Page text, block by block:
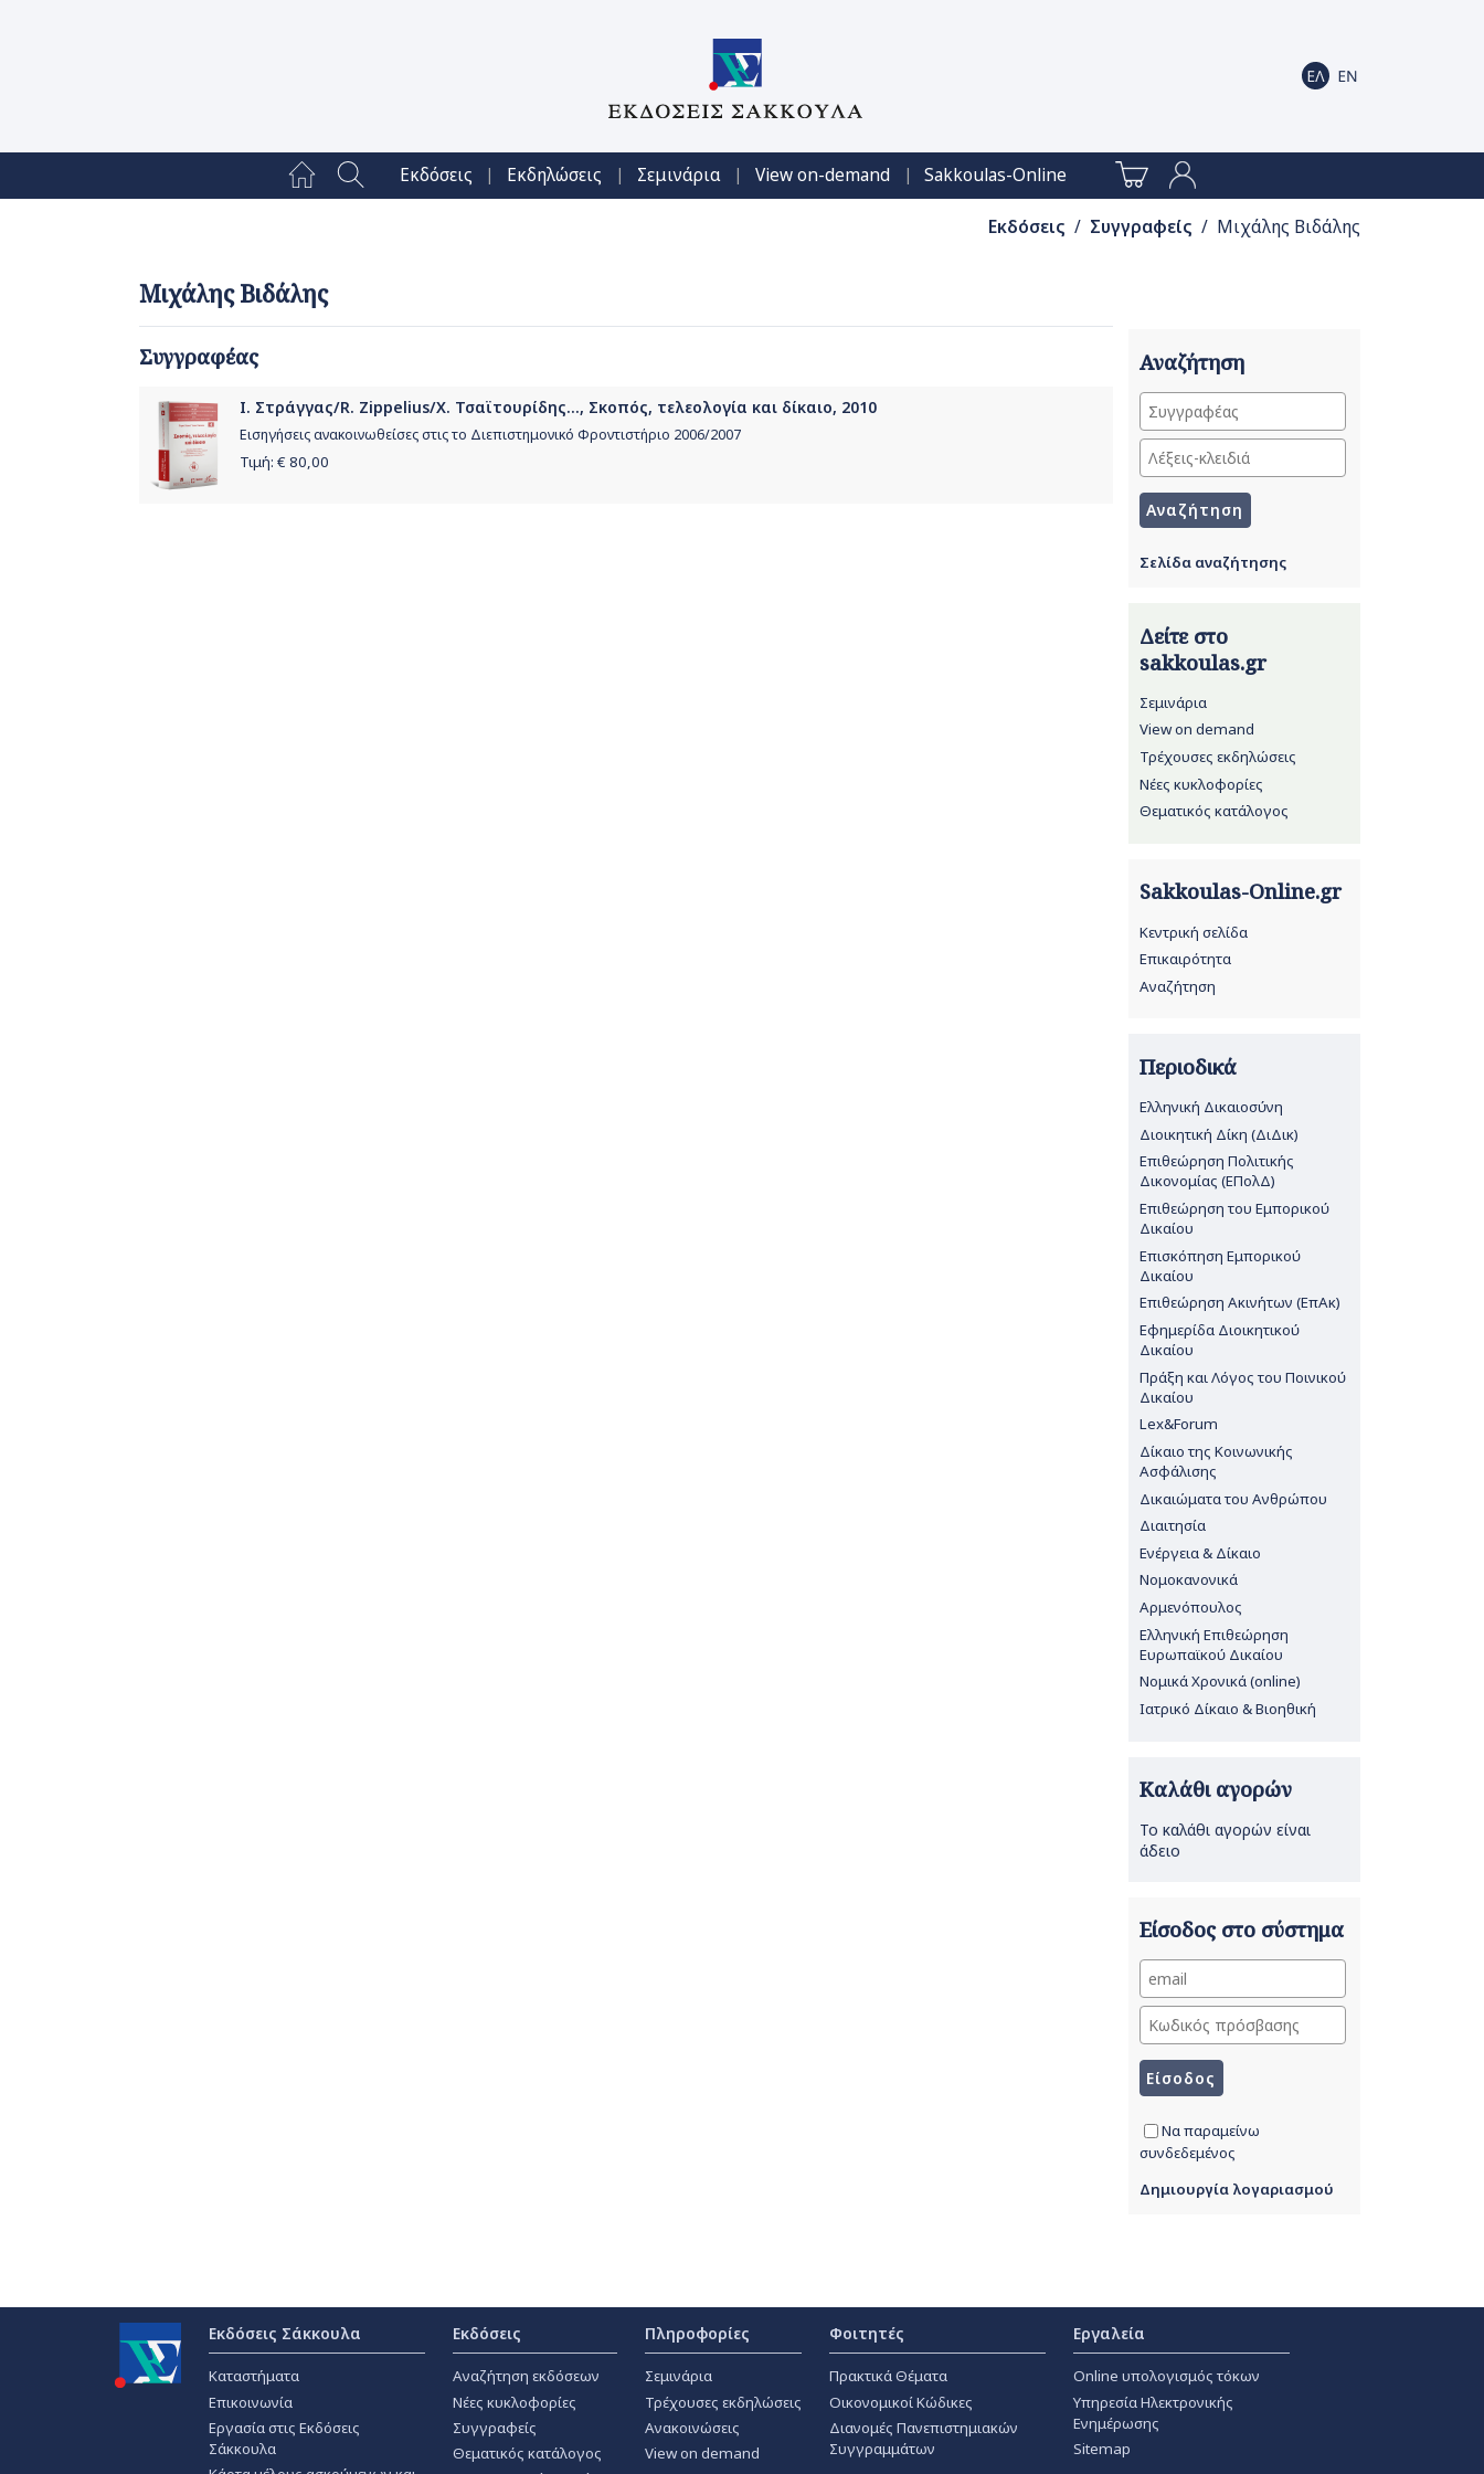
Εκδόσεις | Εκδηλώσεις | Σεμινάρια | View on-demand | Sakkoulas-Online
Εκδόσεις / Συγγραφείς / Μιχάλης Βιδάλης
Μιχάλης Βιδάλης
Συγγραφέας
Ι. Στράγγας/R. Zippelius/Χ. Τσαϊτουρίδης..., Σκοπός, τελεολογία και δίκαιο, 2010
Εισηγήσεις ανακοινωθείσες στις το Διεπιστημονικό Φροντιστήριο 2006/2007
Τιμή: € 80,00
Αναζήτηση
Σελίδα αναζήτησης
Δείτε στο
sakkoulas.gr
Σεμινάρια
View on demand
Τρέχουσες εκδηλώσεις
Νέες κυκλοφορίες
Θεματικός κατάλογος
Sakkoulas-Online.gr
Κεντρική σελίδα
Επικαιρότητα
Αναζήτηση
Περιοδικά
Ελληνική Δικαιοσύνη
Διοικητική Δίκη (ΔιΔικ)
Επιθεώρηση Πολιτικής
Δικονομίας (ΕΠολΔ)
Επιθεώρηση του Εμπορικού
Δικαίου
Επισκόπηση Εμπορικού
Δικαίου
Επιθεώρηση Ακινήτων (ΕπΑκ)
Εφημερίδα Διοικητικού
Δικαίου
Πράξη και Λόγος του Ποινικού
Δικαίου
Lex&Forum
Δίκαιο της Κοινωνικής
Ασφάλισης
Δικαιώματα του Ανθρώπου
Διαιτησία
Ενέργεια & Δίκαιο
Νομοκανονικά
Αρμενόπουλος
Ελληνική Επιθεώρηση
Ευρωπαϊκού Δικαίου
Νομικά Χρονικά (online)
Ιατρικό Δίκαιο & Βιοηθική
Καλάθι αγορών
Το καλάθι αγορών είναι
άδειο
Είσοδος στο σύστημα
Να παραμείνω
συνδεδεμένος
Δημιουργία λογαριασμού
Εκδόσεις Σάκκουλα
Καταστήματα
Επικοινωνία
Εργασία στις Εκδόσεις
Σάκκουλα
Εκδόσεις
Αναζήτηση εκδόσεων
Νέες κυκλοφορίες
Συγγραφείς
Θεματικός κατάλογος
Πληροφορίες
Σεμινάρια
Τρέχουσες εκδηλώσεις
Ανακοινώσεις
View on demand
Φοιτητές
Πρακτικά Θέματα
Οικονομικοί Κώδικες
Διανομές Πανεπιστημιακών
Συγγραμμάτων
Εργαλεία
Online υπολογισμός τόκων
Υπηρεσία Ηλεκτρονικής
Ενημέρωσης
Sitemap